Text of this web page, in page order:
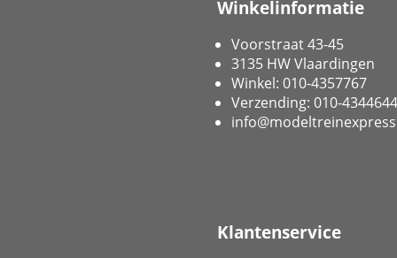
Winkelinformatie
Voorstraat 43-45
3135 HW Vlaardingen
Winkel: 010-4357767
Verzending: 010-4344644
Klantenservice